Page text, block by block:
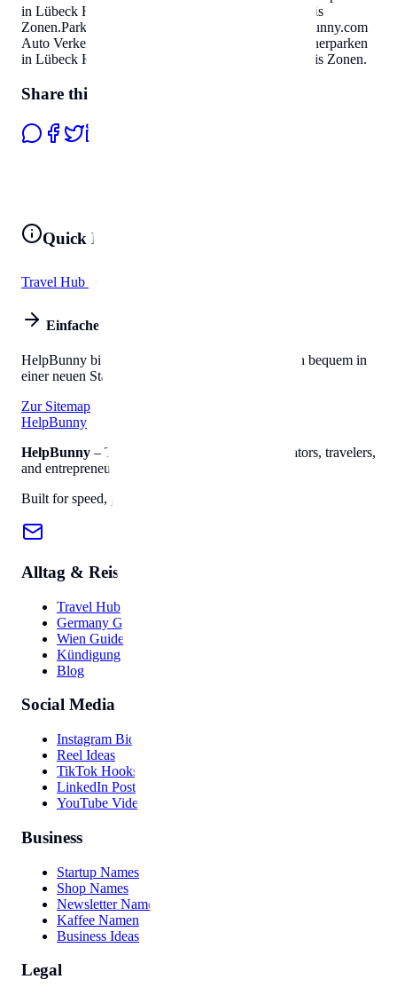
in Lübeck Helpbunny.com
Auto Verkehr Parkausweis
Zonen.Parken & Bewohnerparken in Lübeck
Helpbunny.com
Auto Verkehr Parkausweis Zonen
Parken & Bewohnerparken
in Lübeck Helpbunny.com Auto Verkehr Parkausweis Zonen.
Share this page
Quick Links
Travel Hub
Einfaches Leben
HelpBunny bietet alles, was Sie brauchen, um sich bequem in
einer neuen Stadt einzuleben.
Zur Sitemap
HelpBunny
HelpBunny – The ultimate digital toolkit for creators, travelers,
and entrepreneurs.
Built for speed, privacy, and ease of use.
Alltag & Reise
Travel Hub
Germany Guide
Wien Guide
Kündigung
Blog
Social Media
Instagram Bio
Reel Ideas
TikTok Hooks
LinkedIn Post
YouTube Video
Business
Startup Names
Shop Names
Newsletter Names
Kaffee Namen
Business Ideas
Legal